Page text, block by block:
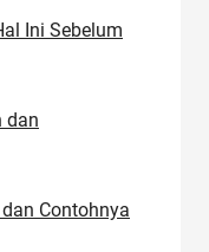
Ini Sebelum
dan
Contohnya